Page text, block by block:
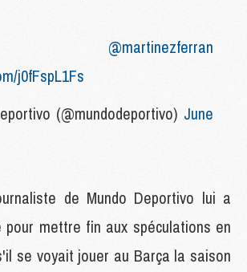
@martinezferran
j0fFspL1Fs
(@mundodeportivo) June
de Mundo Deportivo lui a
pour mettre fin aux spéculations en
se voyait jouer au Barça la saison